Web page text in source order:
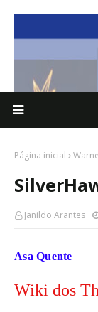
Página inicial
Janildo Arantes
Asa Quente
Wiki dos